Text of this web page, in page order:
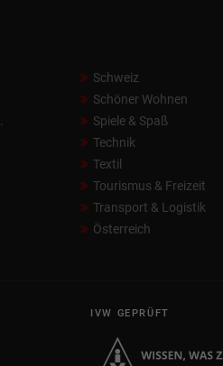
Schweiz
Schöner Wohnen
Spiele & Spaß
Technik
Textil
Tourismus & Freizeit
Transport & Logistik
Österreich
IVW GEPRÜFT